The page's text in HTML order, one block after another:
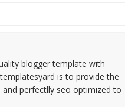
blogger template with
is to provide the
perfectlly seo optimized to